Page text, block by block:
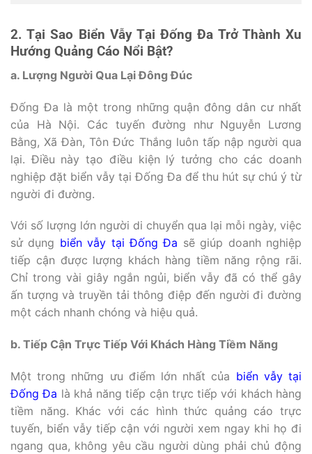
2. Tại Sao Biển Vẫy Tại Đống Đa Trở Thành Xu
Hướng Quảng Cáo Nổi Bật?
a. Lượng Người Qua Lại Đông Đúc
Đống Đa là một trong những quận đông dân cư nhất
của Hà Nội. Các tuyến đường như Nguyễn Lương
Bằng, Xã Đàn, Tôn Đức Thắng luôn tấp nập người qua
lại. Điều này tạo điều kiện lý tưởng cho các doanh
nghiệp đặt biển vẫy tại Đống Đa để thu hút sự chú ý từ
người đi đường.
Với số lượng lớn người di chuyển qua lại mỗi ngày, việc
sử dụng biển vẫy tại Đống Đa sẽ giúp doanh nghiệp
tiếp cận được lượng khách hàng tiềm năng rộng rãi.
Chỉ trong vài giây ngắn ngủi, biển vẫy đã có thể gây
ấn tượng và truyền tải thông điệp đến người đi đường
một cách nhanh chóng và hiệu quả.
b. Tiếp Cận Trực Tiếp Với Khách Hàng Tiềm Năng
Một trong những ưu điểm lớn nhất của biển vẫy tại
Đống Đa là khả năng tiếp cận trực tiếp với khách hàng
tiềm năng. Khác với các hình thức quảng cáo trực
tuyến, biển vẫy tiếp cận với người xem ngay khi họ đi
ngang qua, không yêu cầu người dùng phải chủ động